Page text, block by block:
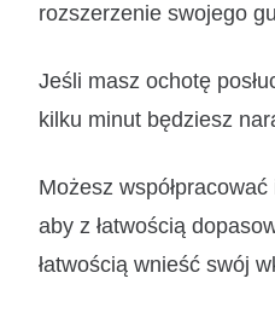
rozszerzenie swojego
Jeśli masz ochotę
kilku minut będziesz
Możesz
aby z łatwością
łatwością wnieść swój